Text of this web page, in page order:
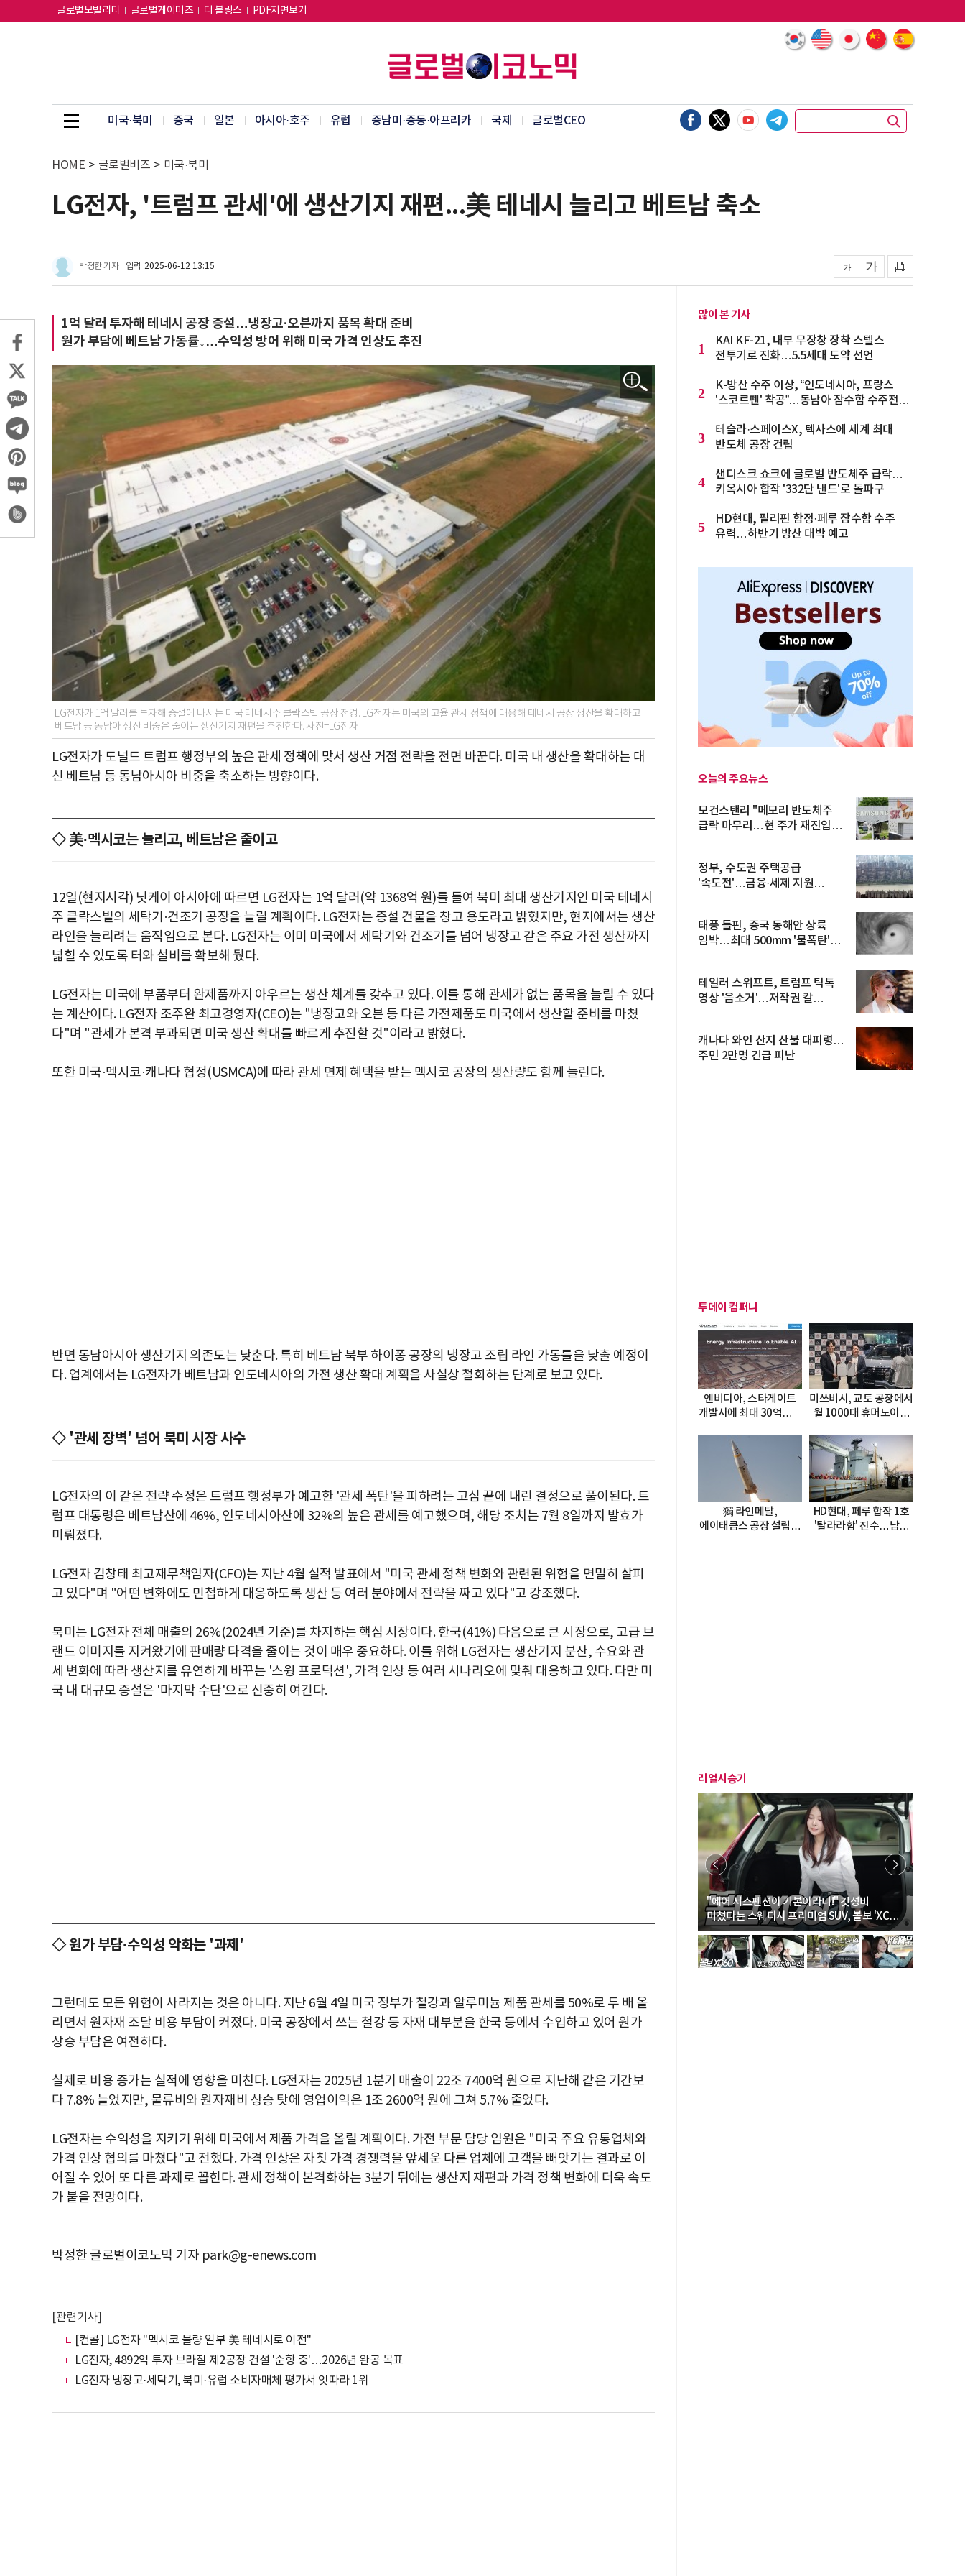
글로벌모빌리티 글로벌게이머즈 더 블링스 PDF지면보기
미국·북미 중국 일본 아시아·호주 유럽 중남미·중동·아프리카 국제 글로벌CEO
HOME > 글로벌비즈 > 미국·북미
LG전자, '트럼프 관세'에 생산기지 재편...美 테네시 늘리고 베트남 축소
박정한 기자 입력 2025-06-12 13:15
1억 달러 투자해 테네시 공장 증설…냉장고·오븐까지 품목 확대 준비
원가 부담에 베트남 가동률↓…수익성 방어 위해 미국 가격 인상도 추진
LG전자가 1억 달러를 투자해 증설에 나서는 미국 테네시주 클락스빌 공장 전경. LG전자는 미국의 고율 관세 정책에 대응해 테네시 공장 생산을 확대하고
베트남 등 동남아 생산 비중은 줄이는 생산기지 재편을 추진한다. 사진=LG전자
LG전자가 도널드 트럼프 행정부의 높은 관세 정책에 맞서 생산 거점 전략을 전면 바꾼다. 미국 내 생산을 확대하는 대
신 베트남 등 동남아시아 비중을 축소하는 방향이다.
◇ 美·멕시코는 늘리고, 베트남은 줄이고
12일(현지시각) 닛케이 아시아에 따르면 LG전자는 1억 달러(약 1368억 원)를 들여 북미 최대 생산기지인 미국 테네시
주 클락스빌의 세탁기·건조기 공장을 늘릴 계획이다. LG전자는 증설 건물을 창고 용도라고 밝혔지만, 현지에서는 생산
라인을 늘리려는 움직임으로 본다. LG전자는 이미 미국에서 세탁기와 건조기를 넘어 냉장고 같은 주요 가전 생산까지
넓힐 수 있도록 터와 설비를 확보해 뒀다.
LG전자는 미국에 부품부터 완제품까지 아우르는 생산 체계를 갖추고 있다. 이를 통해 관세가 없는 품목을 늘릴 수 있다
는 계산이다. LG전자 조주완 최고경영자(CEO)는 "냉장고와 오븐 등 다른 가전제품도 미국에서 생산할 준비를 마쳤
다"며 "관세가 본격 부과되면 미국 생산 확대를 빠르게 추진할 것"이라고 밝혔다.
또한 미국·멕시코·캐나다 협정(USMCA)에 따라 관세 면제 혜택을 받는 멕시코 공장의 생산량도 함께 늘린다.
반면 동남아시아 생산기지 의존도는 낮춘다. 특히 베트남 북부 하이퐁 공장의 냉장고 조립 라인 가동률을 낮출 예정이
다. 업계에서는 LG전자가 베트남과 인도네시아의 가전 생산 확대 계획을 사실상 철회하는 단계로 보고 있다.
◇ '관세 장벽' 넘어 북미 시장 사수
LG전자의 이 같은 전략 수정은 트럼프 행정부가 예고한 '관세 폭탄'을 피하려는 고심 끝에 내린 결정으로 풀이된다. 트
럼프 대통령은 베트남산에 46%, 인도네시아산에 32%의 높은 관세를 예고했으며, 해당 조치는 7월 8일까지 발효가
미뤄졌다.
LG전자 김창태 최고재무책임자(CFO)는 지난 4월 실적 발표에서 "미국 관세 정책 변화와 관련된 위험을 면밀히 살피
고 있다"며 "어떤 변화에도 민첩하게 대응하도록 생산 등 여러 분야에서 전략을 짜고 있다"고 강조했다.
북미는 LG전자 전체 매출의 26%(2024년 기준)를 차지하는 핵심 시장이다. 한국(41%) 다음으로 큰 시장으로, 고급 브
랜드 이미지를 지켜왔기에 판매량 타격을 줄이는 것이 매우 중요하다. 이를 위해 LG전자는 생산기지 분산, 수요와 관
세 변화에 따라 생산지를 유연하게 바꾸는 '스윙 프로덕션', 가격 인상 등 여러 시나리오에 맞춰 대응하고 있다. 다만 미
국 내 대규모 증설은 '마지막 수단'으로 신중히 여긴다.
◇ 원가 부담·수익성 악화는 '과제'
그런데도 모든 위험이 사라지는 것은 아니다. 지난 6월 4일 미국 정부가 철강과 알루미늄 제품 관세를 50%로 두 배 올
리면서 원자재 조달 비용 부담이 커졌다. 미국 공장에서 쓰는 철강 등 자재 대부분을 한국 등에서 수입하고 있어 원가
상승 부담은 여전하다.
실제로 비용 증가는 실적에 영향을 미친다. LG전자는 2025년 1분기 매출이 22조 7400억 원으로 지난해 같은 기간보
다 7.8% 늘었지만, 물류비와 원자재비 상승 탓에 영업이익은 1조 2600억 원에 그쳐 5.7% 줄었다.
LG전자는 수익성을 지키기 위해 미국에서 제품 가격을 올릴 계획이다. 가전 부문 담당 임원은 "미국 주요 유통업체와
가격 인상 협의를 마쳤다"고 전했다. 가격 인상은 자칫 가격 경쟁력을 앞세운 다른 업체에 고객을 빼앗기는 결과로 이
어질 수 있어 또 다른 과제로 꼽힌다. 관세 정책이 본격화하는 3분기 뒤에는 생산지 재편과 가격 정책 변화에 더욱 속도
가 붙을 전망이다.
박정한 글로벌이코노믹 기자 park@g-enews.com
[관련기사]
[컨콜] LG전자 "멕시코 물량 일부 美 테네시로 이전"
LG전자, 4892억 투자 브라질 제2공장 건설 '순항 중'…2026년 완공 목표
LG전자 냉장고·세탁기, 북미·유럽 소비자매체 평가서 잇따라 1위
많이 본 기사
1
KAI KF-21, 내부 무장창 장착 스텔스
전투기로 진화…5.5세대 도약 선언
2
K-방산 수주 이상, “인도네시아, 프랑스
'스코르펜' 착공”…동남아 잠수함 수주전
3
테슬라·스페이스X, 텍사스에 세계 최대
반도체 공장 건립
4
샌디스크 쇼크에 글로벌 반도체주 급락…
키옥시아 합작 '332단 낸드'로 돌파구
5
HD현대, 필리핀 함정·페루 잠수함 수주
유력…하반기 방산 대박 예고
오늘의 주요뉴스
모건스탠리 "메모리 반도체주
급락 마무리…현 주가 재진입
정부, 수도권 주택공급
'속도전'…금융·세제 지원
태풍 돌핀, 중국 동해안 상륙
임박…최대 500mm '물폭탄'
테일러 스위프트, 트럼프 틱톡
영상 '음소거'…저작권 칼
캐나다 와인 산지 산불 대피령…
주민 2만명 긴급 피난
투데이 컴퍼니
엔비디아, 스타게이트
개발사에 최대 30억달러
미쓰비시, 교토 공장에서
월 1000대 휴머노이드
獨 라인메탈,
에이태큼스 공장 설립…
HD현대, 페루 합작 1호
'탈라라함' 진수…남미
리얼시승기
"에어 서스펜션이 기본이라니!" 갓성비
미쳤다는 스웨디시 프리미엄 SUV, 볼보 'XC60
B5 울트라'